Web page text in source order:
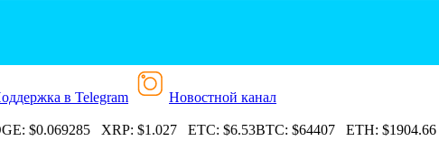
в Telegram
Новостной канал
$0.069285XRP:$1.027ETC:$6.53BTC:$64407ETH:$1904.66